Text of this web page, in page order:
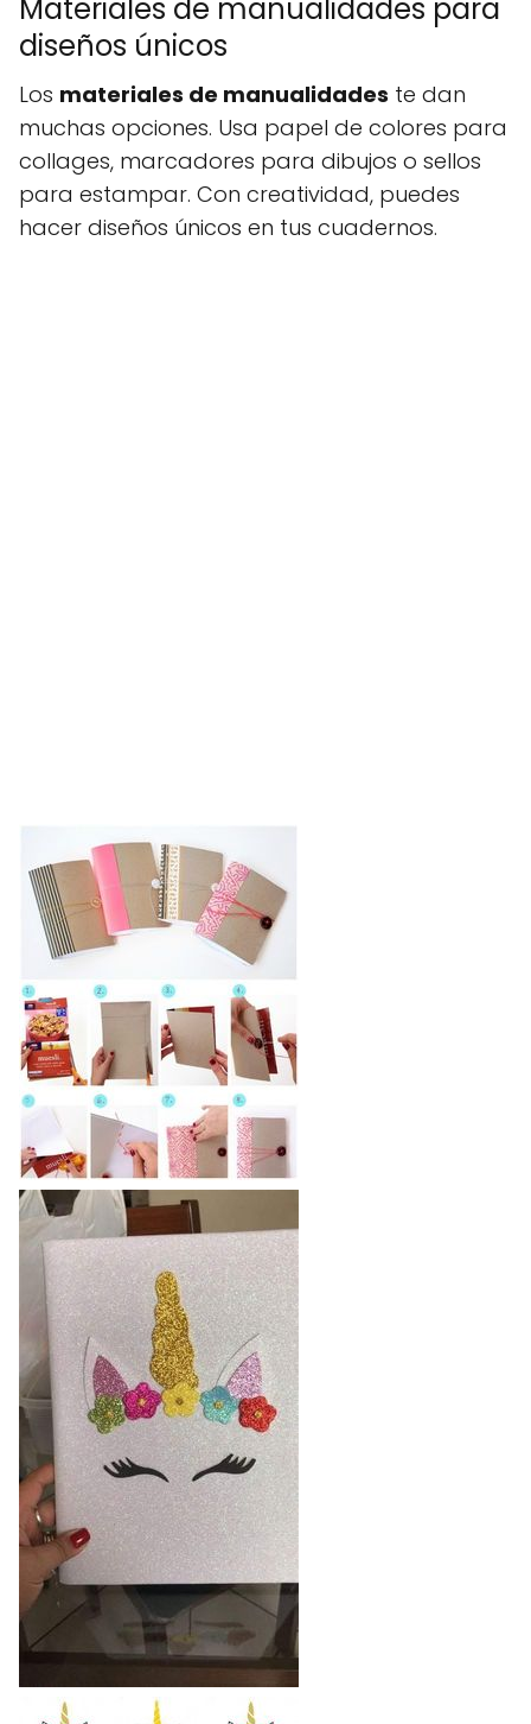
Materiales de manualidades para
diseños únicos
Los materiales de manualidades te dan
muchas opciones. Usa papel de colores para
collages, marcadores para dibujos o sellos
para estampar. Con creatividad, puedes
hacer diseños únicos en tus cuadernos.